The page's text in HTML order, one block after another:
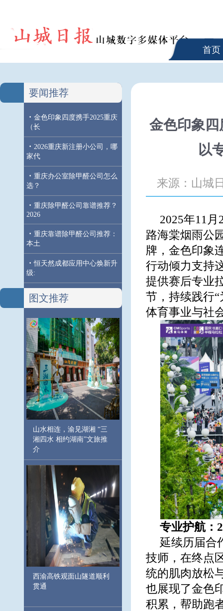
首页
要闻推荐
· 金色印象四度携手2025重庆
（长
· 2026重庆新注册小公司，哪
家代
· 重庆办公室除甲醛公司怎么
选？
· 重庆除甲醛公司靠谱推荐？
2026
· 重庆靠谱除甲醛公司推荐：
本土
· 恒天然成都应用中心焕新升
级:
图文推荐
山水相连，渝见湖湘 “三
湘四水 相约湖南”文旅推
介
西渝高铁观面山隧道顺利
贯通
金色印象四
以
来源：山城
2025年11
路海棠烟雨公
牌，金色印象
行动倾力支持
提供赛后专业
节，持续践行
体育事业与社
专业护航：
延续历届合
技师，在终点
统的肌肉放松
也展现了金色
积累，帮助跑